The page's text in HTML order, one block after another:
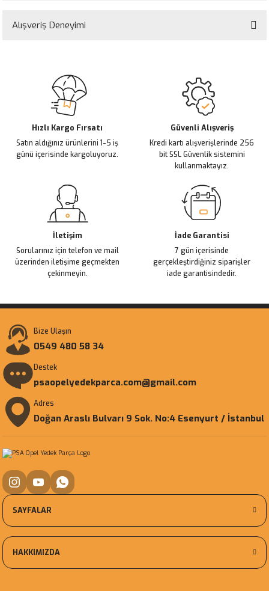
yetersiz gördüğünüz noktaları öneri formunu kullanarak tarafımıza
Ürün resmi kalitesiz, bozuk veya görüntülenemiyor.
Ürün açıklamasında eksik bilgiler bulunuyor.
Ürün bilgilerinde hatalar bulunuyor.
Ürün fiyatı diğer sitelerden daha pahalı.
Bu ürüne benzer farklı alternatifler olmalı.
Alışveriş Deneyimi
Hızlı Kargo Fırsatı
Satın aldığınız ürünlerini 1-5 iş
günü içerisinde kargoluyoruz.
Güvenli Alışveriş
Kredi kartı alışverişlerinde 256
bit SSL Güvenlik sistemini
kullanmaktayız.
İletişim
Sorularınız için telefon ve mail
üzerinden iletişime geçmekten
çekinmeyin.
İade Garantisi
7 gün içerisinde
gerçekleştirdiğiniz siparişler
iade garantisindedir.
Bize Ulaşın
0549 480 58 34
Destek
psaopelyedekparca.com@gmail.com
Adres
Doğan Araslı Bulvarı 9 Sok. No:4 Esenyurt / İstanbul
SAYFALAR
HAKKIMIZDA